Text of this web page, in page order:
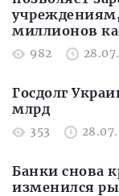
миллионов
982
Госдолг
млрд
353
Банки снова
изменился